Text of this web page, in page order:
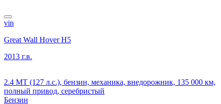
vin
Great Wall Hover H5
2013 г.в.
2.4 MT (127 л.с.), бензин, механика, внедорожник, 135 000 км,
полный привод, серебристый
Бензин